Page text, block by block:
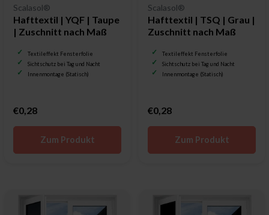
Scalasol®
Hafttextil | YQF | Taupe
| Zuschnitt nach Maß
Textileffekt Fensterfolie
Sichtschutz bei Tag und Nacht
Innenmontage (Statisch)
€0,28
Zum Produkt
Scalasol®
Hafttextil | TSQ | Grau |
Zuschnitt nach Maß
Textileffekt Fensterfolie
Sichtschutz bei Tag und Nacht
Innenmontage (Statisch)
€0,28
Zum Produkt